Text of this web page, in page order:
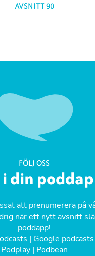
AVSNITT 90
FÖLJ OSS
i din
att prenumerera på
när ett nytt avsnitt
poddapp!
| Google podcasts
Podplay| Podbean